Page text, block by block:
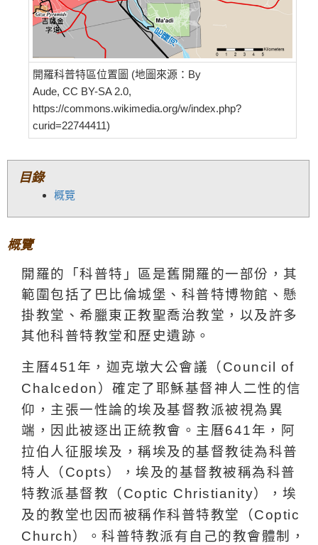
開羅科普特區位置圖 (地圖來源：By
Aude, CC BY-SA 2.0,
https://commons.wikimedia.org/w/index.php?
curid=22744411)
目錄
概覽
概覽
開羅的「科普特」區是舊開羅的一部份，其
範圍包括了巴比倫城堡、科普特博物館、懸
掛教堂、希臘東正教聖喬治教堂，以及許多
其他科普特教堂和歷史遺跡。
主曆451年，迦克墩大公會議（Council of
Chalcedon）確定了耶穌基督神人二性的信
仰，主張一性論的埃及基督教派被視為異
端，因此被逐出正統教會。主曆641年，阿
拉伯人征服埃及，稱埃及的基督教徒為科普
特人（Copts），埃及的基督教被稱為科普
特教派基督教（Coptic Christianity），埃
及的教堂也因而被稱作科普特教堂（Coptic
Church）。科普特教派有自己的教會體制，